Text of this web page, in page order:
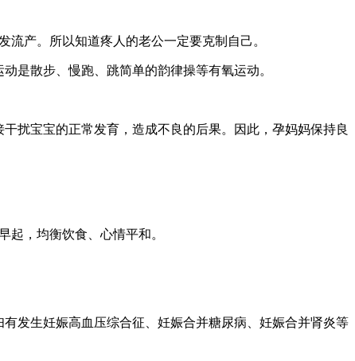
产。所以知道疼人的老公一定要克制自己。
是散步、慢跑、跳简单的韵律操等有氧运动。
扰宝宝的正常发育，造成不良的后果。因此，孕妈妈保持良
，均衡饮食、心情平和。
发生妊娠高血压综合征、妊娠合并糖尿病、妊娠合并肾炎等